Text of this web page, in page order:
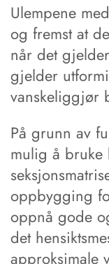
Ulempene
og fremst at
når det
gjelder
vanskeliggjør
På grunn av
mulig å bruke
oppbygging
oppnå gode
det
approksimale